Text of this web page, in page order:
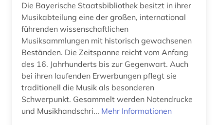
chormusik (1)
christiania (1)
christianshavn (1)
christoph jacob (2)
chronologie (1)
Die Bayerische Staatsbibliothek besitzt in ihrer
Musikabteilung eine der großen, international
führenden wissenschaftlichen
Musiksammlungen mit historisch gewachsenen
Beständen. Die Zeitspanne reicht vom Anfang
des 16. Jahrhunderts bis zur Gegenwart. Auch
bei ihren laufenden Erwerbungen pflegt sie
traditionell die Musik als besonderen
Schwerpunkt. Gesammelt werden Notendrucke
und Musikhandschri... Mehr Informationen